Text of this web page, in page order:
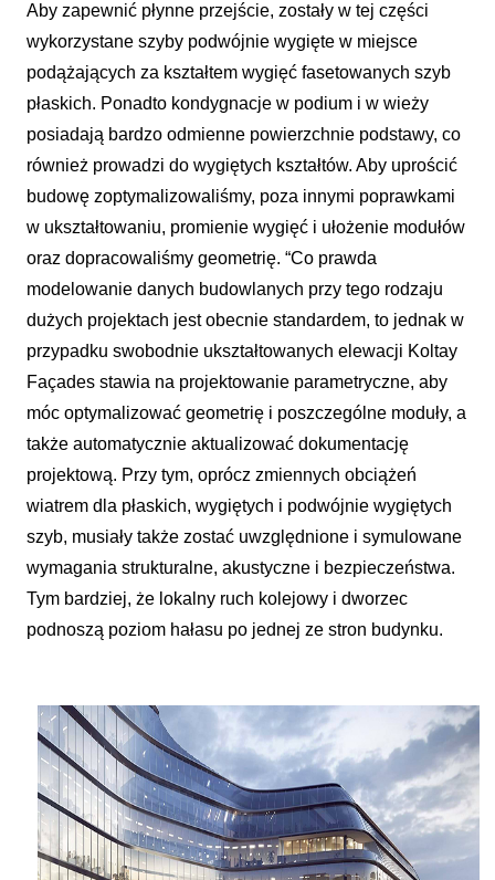
Aby zapewnić płynne przejście, zostały w tej części
wykorzystane szyby podwójnie wygięte w miejsce
podążających za kształtem wygięć fasetowanych szyb
płaskich. Ponadto kondygnacje w podium i w wieży
posiadają bardzo odmienne powierzchnie podstawy, co
również prowadzi do wygiętych kształtów. Aby uprościć
budowę zoptymalizowaliśmy, poza innymi poprawkami
w ukształtowaniu, promienie wygięć i ułożenie modułów
oraz dopracowaliśmy geometrię. “Co prawda
modelowanie danych budowlanych przy tego rodzaju
dużych projektach jest obecnie standardem, to jednak w
przypadku swobodnie ukształtowanych elewacji Koltay
Façades stawia na projektowanie parametryczne, aby
móc optymalizować geometrię i poszczególne moduły, a
także automatycznie aktualizować dokumentację
projektową. Przy tym, oprócz zmiennych obciążeń
wiatrem dla płaskich, wygiętych i podwójnie wygiętych
szyb, musiały także zostać uwzględnione i symulowane
wymagania strukturalne, akustyczne i bezpieczeństwa.
Tym bardziej, że lokalny ruch kolejowy i dworzec
podnoszą poziom hałasu po jednej ze stron budynku.